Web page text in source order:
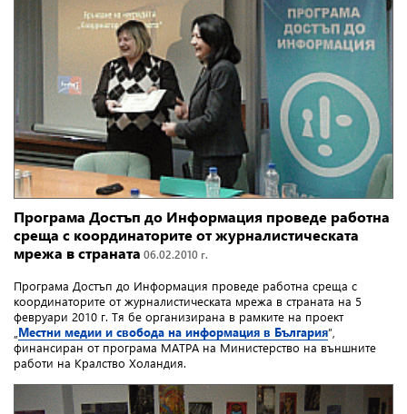
Програма Достъп до Информация проведе работна
среща с координаторите от журналистическата
мрежа в страната 06.02.2010 г.
Програма Достъп до Информация проведе работна среща с
координаторите от журналистическата мрежа в страната на 5
февруари 2010 г. Тя бе организирана в рамките на проект
Местни медии и свобода на информация в България”,
финансиран от програма МАТРА на Министерство на външните
работи на Кралство Холандия.